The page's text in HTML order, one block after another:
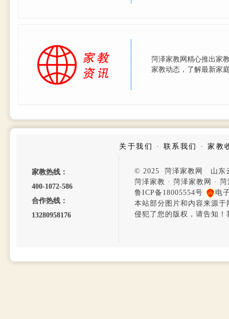
菏泽家教网精心推出家
家教动态，了解最新家
关于我们 · 联系我们 ·家教
家教热线：
400-1072-586
合作热线：
13280958176
© 2025 菏泽家教网 山东
菏泽家教 · 菏泽家教网 · 菏
鲁ICP备18005554号
电
本站部分图片和内容来源
侵犯了您的版权，请告知！